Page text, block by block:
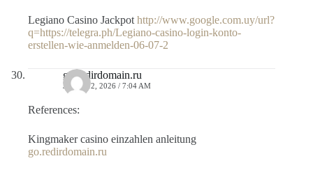
Legiano Casino Jackpot http://www.google.com.uy/url?
q=https://telegra.ph/Legiano-casino-login-konto-
erstellen-wie-anmelden-06-07-2
go.redirdomain.ru
JULIO 12, 2026 / 7:04 AM
References:
Kingmaker casino einzahlen anleitung
go.redirdomain.ru